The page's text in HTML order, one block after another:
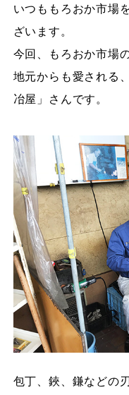
いつももろおか市場
ざいます。
今回、もろおか市場
地元からも愛される
冶屋」さんです。
包丁、鋏、鎌などの